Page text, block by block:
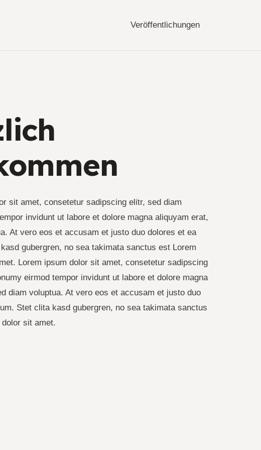
Veröffentlichungen
sit amet, consetetur sadipscing elitr, sed diam
invidunt ut labore et dolore magna aliquyam erat,
At vero eos et accusam et justo duo dolores et ea
gubergren, no sea takimata sanctus est Lorem
Lorem ipsum dolor sit amet, consetetur sadipscing
eirmod tempor invidunt ut labore et dolore magna
diam voluptua. At vero eos et accusam et justo duo
Stet clita kasd gubergren, no sea takimata sanctus
sit amet.